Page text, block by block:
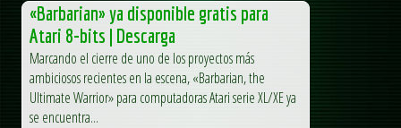
«Barbarian» ya disponible gratis para
Atari 8-bits | Descarga
Marcando el cierre de uno de los proyectos más
ambiciosos recientes en la escena, «Barbarian, the
Ultimate Warrior» para computadoras Atari serie XL/XE ya
se encuentra...